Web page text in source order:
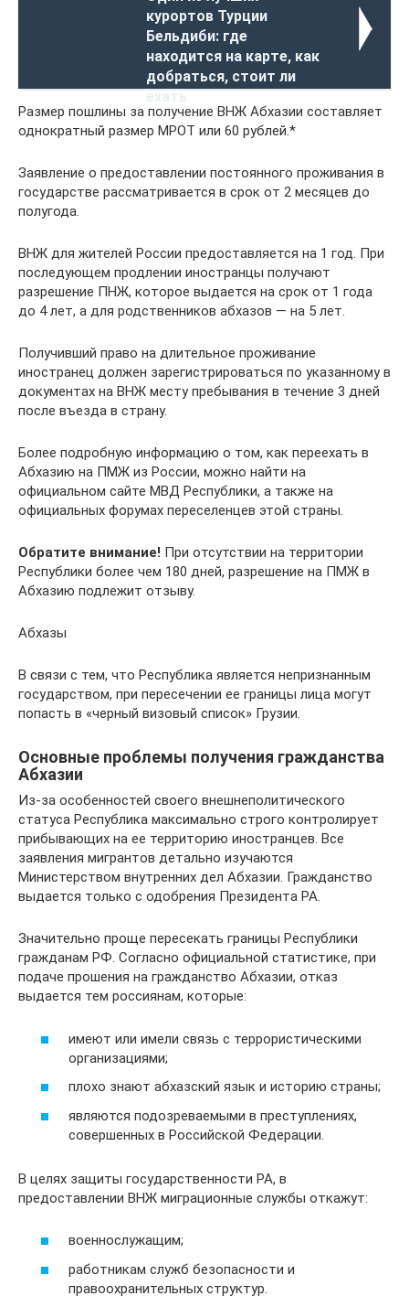
курортов Турции
Бельдиби: где
находится на карте, как
добраться, стоит ли
Размер пошлины за получение ВНЖ Абхазии составляет
однократный размер МРОТ или 60 рублей.*
Заявление о предоставлении постоянного проживания в
государстве рассматривается в срок от 2 месяцев до
полугода.
ВНЖ для жителей России предоставляется на 1 год. При
последующем продлении иностранцы получают
разрешение ПНЖ, которое выдается на срок от 1 года
до 4 лет, а для родственников абхазов — на 5 лет.
Получивший право на длительное проживание
иностранец должен зарегистрироваться по указанному в
документах на ВНЖ месту пребывания в течение 3 дней
после въезда в страну.
Более подробную информацию о том, как переехать в
Абхазию на ПМЖ из России, можно найти на
официальном сайте МВД Республики, а также на
официальных форумах переселенцев этой страны.
Обратите внимание! При отсутствии на территории
Республики более чем 180 дней, разрешение на ПМЖ в
Абхазию подлежит отзыву.
Абхазы
В связи с тем, что Республика является непризнанным
государством, при пересечении ее границы лица могут
попасть в «черный визовый список» Грузии.
Основные проблемы получения гражданства
Абхазии
Из-за особенностей своего внешнеполитического
статуса Республика максимально строго контролирует
прибывающих на ее территорию иностранцев. Все
заявления мигрантов детально изучаются
Министерством внутренних дел Абхазии. Гражданство
выдается только с одобрения Президента РА.
Значительно проще пересекать границы Республики
гражданам РФ. Согласно официальной статистике, при
подаче прошения на гражданство Абхазии, отказ
выдается тем россиянам, которые:
имеют или имели связь с террористическими
организациями;
плохо знают абхазский язык и историю страны;
являются подозреваемыми в преступлениях,
совершенных в Российской Федерации.
В целях защиты государственности РА, в
предоставлении ВНЖ миграционные службы откажут:
военнослужащим;
работникам служб безопасности и
правоохранительных структур.